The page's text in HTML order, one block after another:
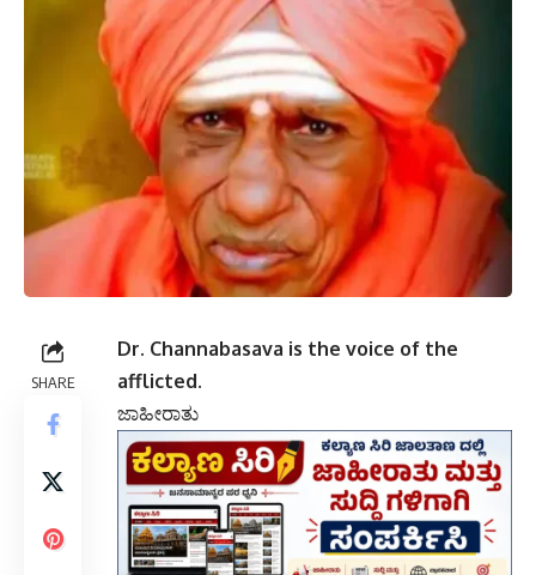
SHARE
Dr. Channabasava is the voice of the
afflicted.
ಜಾಹೀರಾತು